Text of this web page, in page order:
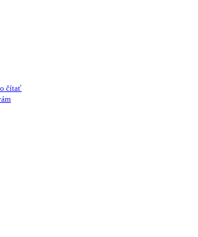
čítať